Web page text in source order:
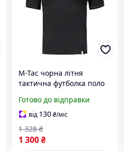
M-Tac чорна літня
тактична футболка поло
Готово до відправки
від 130₴/міс
1 300₴
1 328 ₴